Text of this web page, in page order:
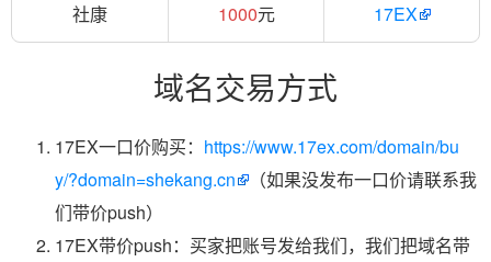
社康
1000元 17EX
域名交易方式
17EX一口价购买： https://www.17ex.com/domain/bu
y/?domain=shekang.cn
（如果没发布一口价请联系我
们带价push）
17EX带价push：买家把账号发给我们，我们把域名带